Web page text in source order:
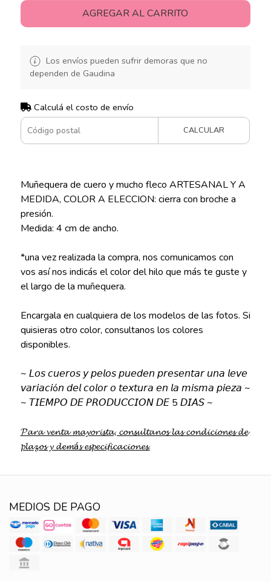
AGREGAR AL CARRITO
Los envíos pueden sufrir demoras que no
dependen de Gaudina
Calculá el costo de envío
CALCULAR
Muñequera de cuero y mucho fleco ARTESANAL Y A
MEDIDA, COLOR A ELECCION: cierra con broche a
presión.
Medida: 4 cm de ancho.
*una vez realizada la compra, nos comunicamos con
vos así nos indicás el color del hilo que más te guste y
el largo de la muñequera.
Encargala en cualquiera de los modelos de las fotos. Si
quisieras otro color, consultanos los colores
disponibles.
~ 𝘓𝘰𝘴 𝘤𝘶𝘦𝘳𝘰𝘴 𝘺 𝘱𝘦𝘭𝘰𝘴 𝘱𝘶𝘦𝘥𝘦𝘯 𝘱𝘳𝘦𝘴𝘦𝘯𝘵𝘢𝘳 𝘶𝘯𝘢 𝘭𝘦𝘷𝘦
𝘷𝘢𝘳𝘪𝘢𝘤𝘪ó𝘯 𝘥𝘦𝘭 𝘤𝘰𝘭𝘰𝘳 𝘰 𝘵𝘦𝘹𝘵𝘶𝘳𝘢 𝘦𝘯 𝘭𝘢 𝘮𝘪𝘴𝘮𝘢 𝘱𝘪𝘦𝘻𝘢 ~
~ 𝘛𝘐𝘌𝘔𝘗𝘖 𝘋𝘌 𝘗𝘙𝘖𝘋𝘜𝘊𝘊𝘐𝘖𝘕 𝘋𝘌 5 𝘋𝘐𝘈𝘚 ~
𝓟𝓪𝓻𝓪 𝓿𝓮𝓷𝓽𝓪 𝓶𝓪𝔂𝓸𝓻𝓲𝓼𝓽𝓪, 𝓬𝓸𝓷𝓼𝓾𝓵𝓽𝓪𝓷𝓸𝓼 𝓵𝓪𝓼 𝓬𝓸𝓷𝓭𝓲𝓬𝓲𝓸𝓷𝓮𝓼 𝓭𝓮
𝓹𝓵𝓪𝔃𝓸𝓼 𝔂 𝓭𝓮𝓶á𝓼 𝓮𝓼𝓹𝓮𝓬𝓲𝓯𝓲𝓬𝓪𝓬𝓲𝓸𝓷𝓮𝓼.
MEDIOS DE PAGO